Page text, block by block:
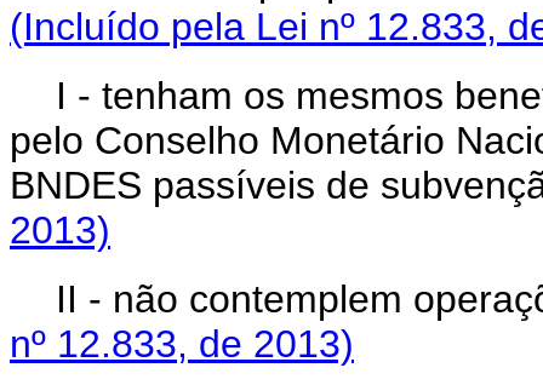
(Incluído pela Lei nº 12.833,
I - tenham os mesmos
pelo Conselho Monetário
BNDES passíveis de
2013)
II - não contemplem
nº 12.833, de 2013)